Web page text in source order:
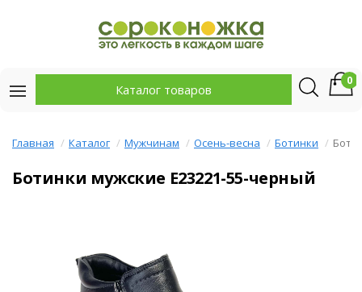
Каталог товаров
0
Главная Каталог Мужчинам Осень-весна Ботинки
Ботинки мужские E23221-55-черный